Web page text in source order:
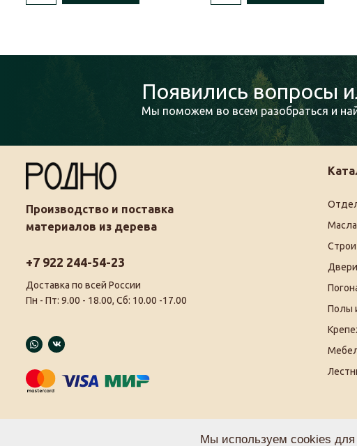
Появились вопросы
Мы поможем во всем разобраться и
Производство и поставка
материалов из дерева
+7 922 244-54-23
Доставка по всей России
Пн - Пт: 9.00 - 18.00, Сб: 10.00 -17.00
Полы
Мы используем cookies для